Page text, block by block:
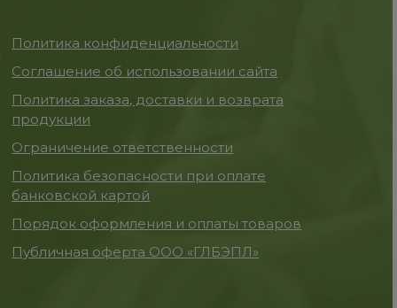
Политика конфиденциальности
Соглашение об использовании сайта
Политика заказа, доставки и возврата
продукции
Ограничение ответственности
Политика безопасности при оплате
банковской картой
Порядок оформления и оплаты товаров
Публичная оферта ООО «ГЛБЭПЛ»